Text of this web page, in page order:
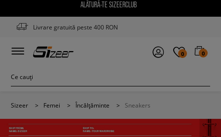
ALĂTURĂ-TE SIZEERCLUB
Livrare gratuită peste 400 RON
0 0
Sizeer > Femei > Încălțăminte > Sneakers